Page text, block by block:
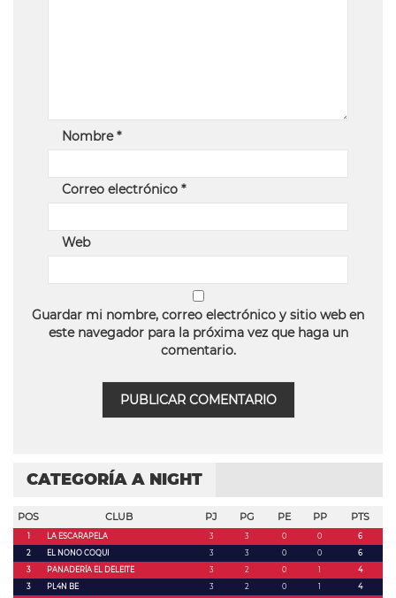
Nombre*
Correo electrónico *
Web
Guardar mi nombre, correo electrónico y sitio web en
este navegador para la próxima vez que haga un
comentario.
CATEGORÍA A NIGHT
POS CLUB PJ PG PE PP PTS
1 LA ESCARAPELA 3 3 0 0
6
2
EL NONO COQUI 3 3 0 0
6
3
PANADERÍA EL DELEITE 3 2 0 1
4
3
PL4N BE 3 2 0 1
4